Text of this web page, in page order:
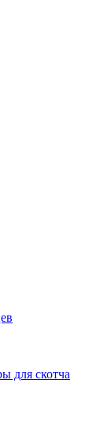
для скотча